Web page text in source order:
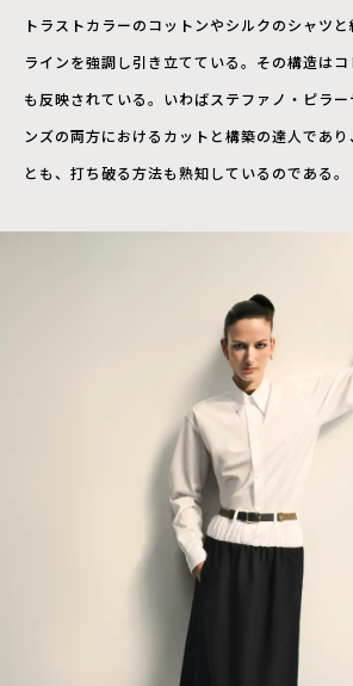
トラストカラーのコットンやシルクのシャツ
ラインを強調し引き立てている。その構造は
も反映されている。いわばステファノ・ピラ
ンズの両方におけるカットと構築の達人であ
とも、打ち破る方法も熟知しているのである。